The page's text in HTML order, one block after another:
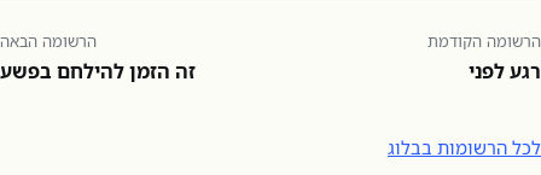
הרשומה הקודמת
רגע לפני
הרשומה הבאה
זה הזמן להילחם בפשע
לכל הרשומות בבלוג